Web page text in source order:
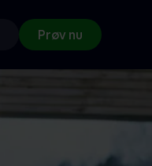
Prøv nu